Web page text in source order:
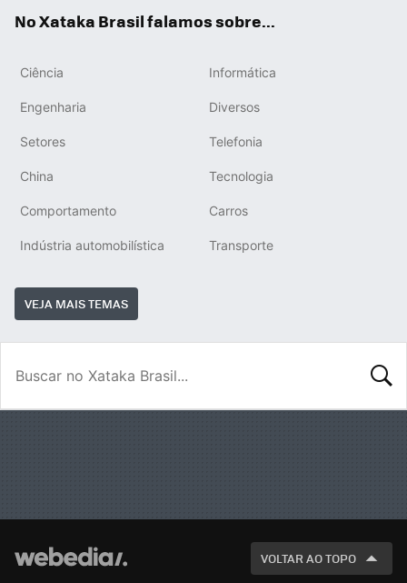
No Xataka Brasil falamos sobre...
Ciência Informática
Engenharia Diversos
Setores Telefonia
China Tecnologia
Comportamento Carros
Indústria automobilística Transporte
VEJA MAIS TEMAS
VOLTAR AO TOPO